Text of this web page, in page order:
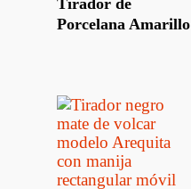
Tirador de
Porcelana Amarillo